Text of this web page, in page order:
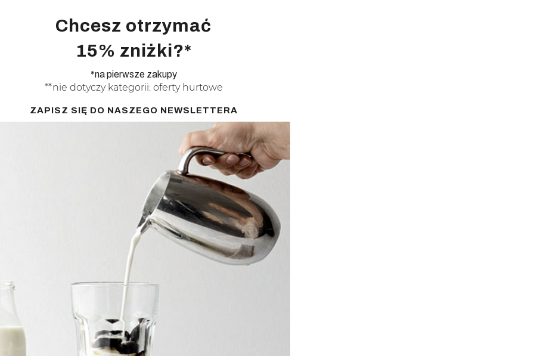
Chcesz otrzymać
15% zniżki?*
*na pierwsze zakupy
**nie dotyczy kategorii: oferty hurtowe
ZAPISZ SIĘ DO NASZEGO NEWSLETTERA